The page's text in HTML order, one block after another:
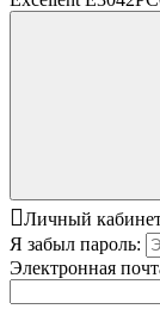
Личный
Я забыл пароль:
Электронная